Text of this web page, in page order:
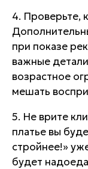
4. Проверьте,
при показе
важные
возрастное
мешать
5. Не врите
платье вы
стройнее!»
будет